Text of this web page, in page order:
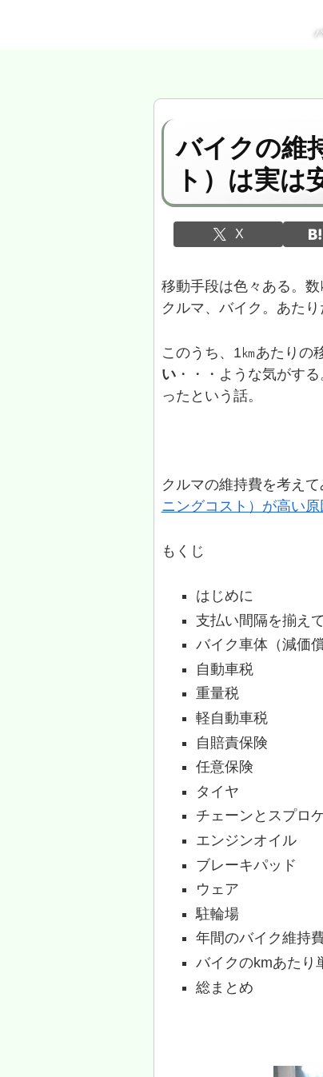
バイクの維
ト）は実は
X
移動手段は色々ある。
クルマ、バイク。あたり
このうち、1㎞あたりの
い・・・ような気がす
ったという話。
クルマの維持費を考え
ニングコスト）が高い
もくじ
はじめに
支払い間隔を揃え
バイク車体（減価償
自動車税
重量税
軽自動車税
自賠責保険
任意保険
タイヤ
チェーンとスプロ
エンジンオイル
ブレーキパッド
ウェア
駐輪場
年間のバイク維持
バイクのkmあたり
総まとめ